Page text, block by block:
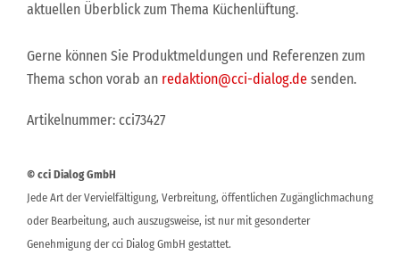
aktuellen Überblick zum Thema Küchenlüftung.
Gerne können Sie Produktmeldungen und Referenzen zum
Thema schon vorab an redaktion@cci-dialog.de senden.
Artikelnummer: cci73427
© cci Dialog GmbH
Jede Art der Vervielfältigung, Verbreitung, öffentlichen Zugänglichmachung
oder Bearbeitung, auch auszugsweise, ist nur mit gesonderter
Genehmigung der cci Dialog GmbH gestattet.